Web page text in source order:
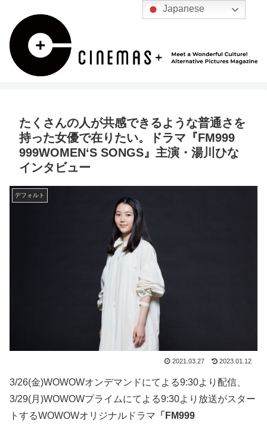
たくさんの人が共感できるような普通さを
持った女優で在りたい。ドラマ『FM999
999WOMEN‘S SONGS』主演・湯川ひな
インタビュー
デフォルト
2021.03.27 2023.01.12
3/26(金)WOWOWオンデマンドにてよる9:30より配信、
3/29(月)WOWOWプライムにてよる9:30より放送がスター
トするWOWOWオリジナルドラマ 「FM999
Japanese